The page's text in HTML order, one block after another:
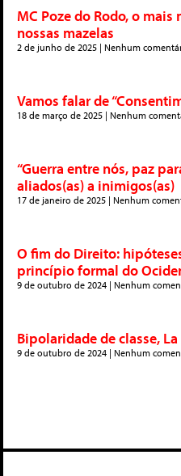
MC Poze do Rodo, o
nossas mazelas
2 de junho de 2025 Nenhum
Vamos falar de
18 de março de 2025 Nenhum
“Guerra entre nós, paz
aliados(as) a inimigos(as)
17 de janeiro de 2025 Nenhum
O fim do Direito:
princípio formal do
9 de outubro de 2024 Nenhum
Bipolaridade de classe,
9 de outubro de 2024 Nenhum